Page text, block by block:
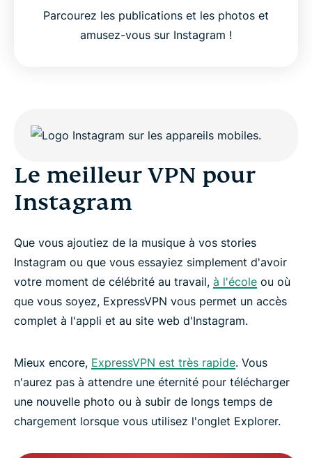
Parcourez les publications et les photos et
amusez-vous sur Instagram !
Le meilleur VPN pour
Instagram
Que vous ajoutiez de la musique à vos stories
Instagram ou que vous essayiez simplement d'avoir
votre moment de célébrité au travail, à l'école ou où
que vous soyez, ExpressVPN vous permet un accès
complet à l'appli et au site web d'Instagram.
Mieux encore, ExpressVPN est très rapide. Vous
n'aurez pas à attendre une éternité pour télécharger
une nouvelle photo ou à subir de longs temps de
chargement lorsque vous utilisez l'onglet Explorer.